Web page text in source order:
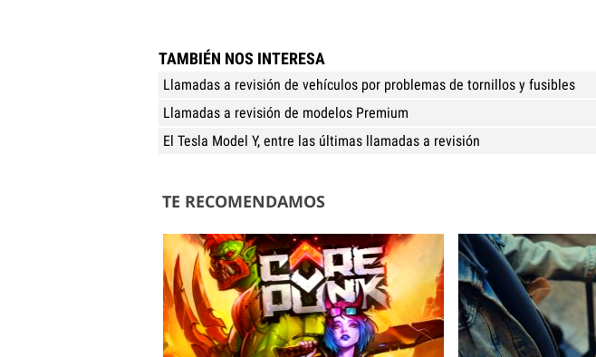
TAMBIÉN NOS INTERESA
Llamadas a revisión de vehículos por problemas de tornillos y fusibles
Llamadas a revisión de modelos Premium
El Tesla Model Y, entre las últimas llamadas a revisión
TE RECOMENDAMOS